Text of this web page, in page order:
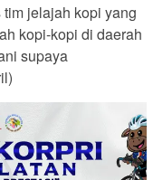
jelajah kopi yang
kopi-kopi di daerah
supaya